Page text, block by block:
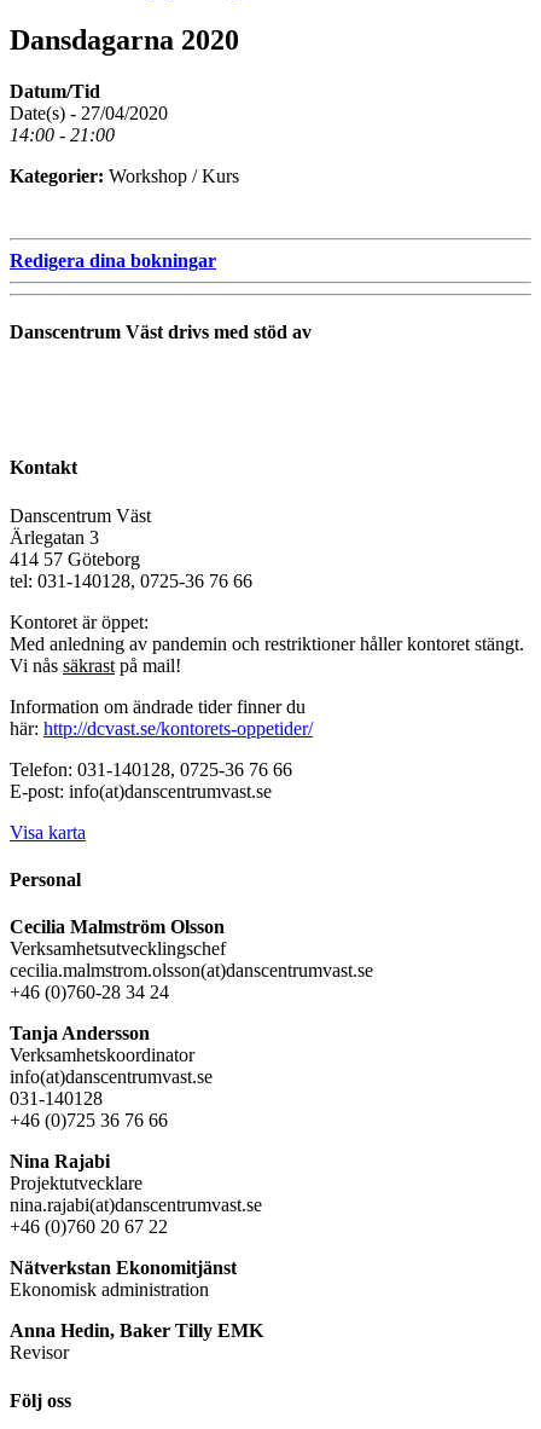
Dansdagarna 2020
Datum/Tid
Date(s) - 27/04/2020
14:00 - 21:00
Kategorier: Workshop / Kurs
Redigera dina bokningar
Danscentrum Väst drivs med stöd av
Kontakt
Danscentrum Väst
Ärlegatan 3
414 57 Göteborg
tel: 031-140128, 0725-36 76 66
Kontoret är öppet:
Med anledning av pandemin och restriktioner håller kontoret stängt.
Vi nås säkrast på mail!
Information om ändrade tider finner du
här: http://dcvast.se/kontorets-oppetider/
Telefon: 031-140128, 0725-36 76 66
E-post: info(at)danscentrumvast.se
Visa karta
Personal
Cecilia Malmström Olsson
Verksamhetsutvecklingschef
cecilia.malmstrom.olsson(at)danscentrumvast.se
+46 (0)760-28 34 24
Tanja Andersson
Verksamhetskoordinator
info(at)danscentrumvast.se
031-140128
+46 (0)725 36 76 66
Nina Rajabi
Projektutvecklare
nina.rajabi(at)danscentrumvast.se
+46 (0)760 20 67 22
Nätverkstan Ekonomitjänst
Ekonomisk administration
Anna Hedin, Baker Tilly EMK
Revisor
Följ oss